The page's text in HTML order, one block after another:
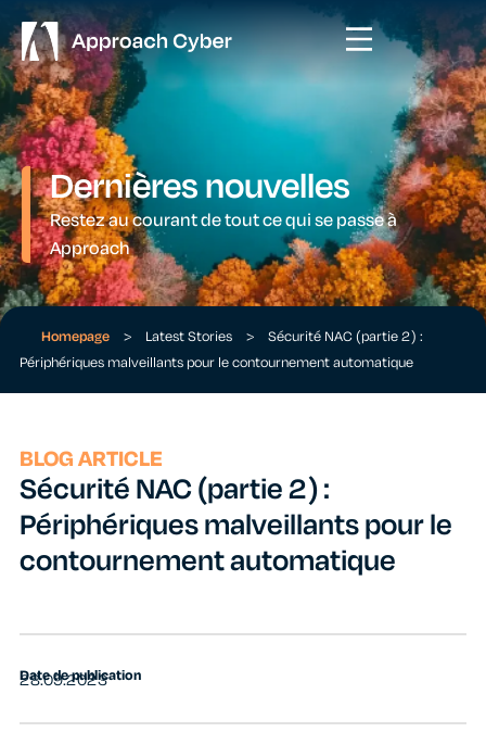
Dernières nouvelles
Restez au courant de tout ce qui se passe à
Approach
Homepage > Latest Stories >
Sécurité NAC (partie 2) :
Périphériques malveillants pour le contournement automatique
BLOG ARTICLE
Sécurité NAC (partie 2) :
Périphériques malveillants pour le
contournement automatique
Date de publication
28.09.2023